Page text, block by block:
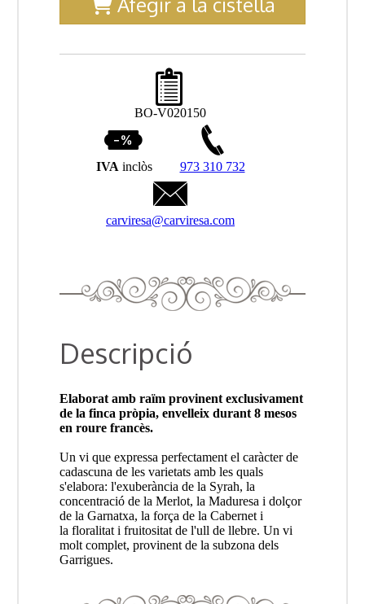
BO-V020150
IVA inclòs 973 310 732
carviresa@carviresa.com
Descripció
Elaborat amb raïm provinent exclusivament
de la finca pròpia, envelleix durant 8 mesos
en roure francès.
Un vi que expressa perfectament el caràcter de
cadascuna de les varietats amb les quals
s'elabora: l'exuberància de la Syrah, la
concentració de la Merlot, la Maduresa i dolçor
de la Garnatxa, la força de la Cabernet i
la floralitat i fruitositat de l'ull de llebre. Un vi
molt complet, provinent de la subzona dels
Garrigues.